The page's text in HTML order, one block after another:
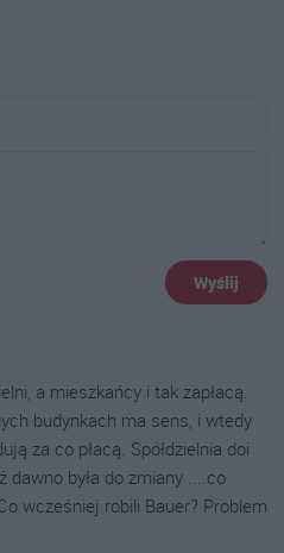
Wyślij
a mieszkańcy i tak zapłacą.
budynkach ma sens, i wtedy
za co płacą. Spółdzielnia doi
dawno była do zmiany ....co
wcześniej robili Bauer? Problem